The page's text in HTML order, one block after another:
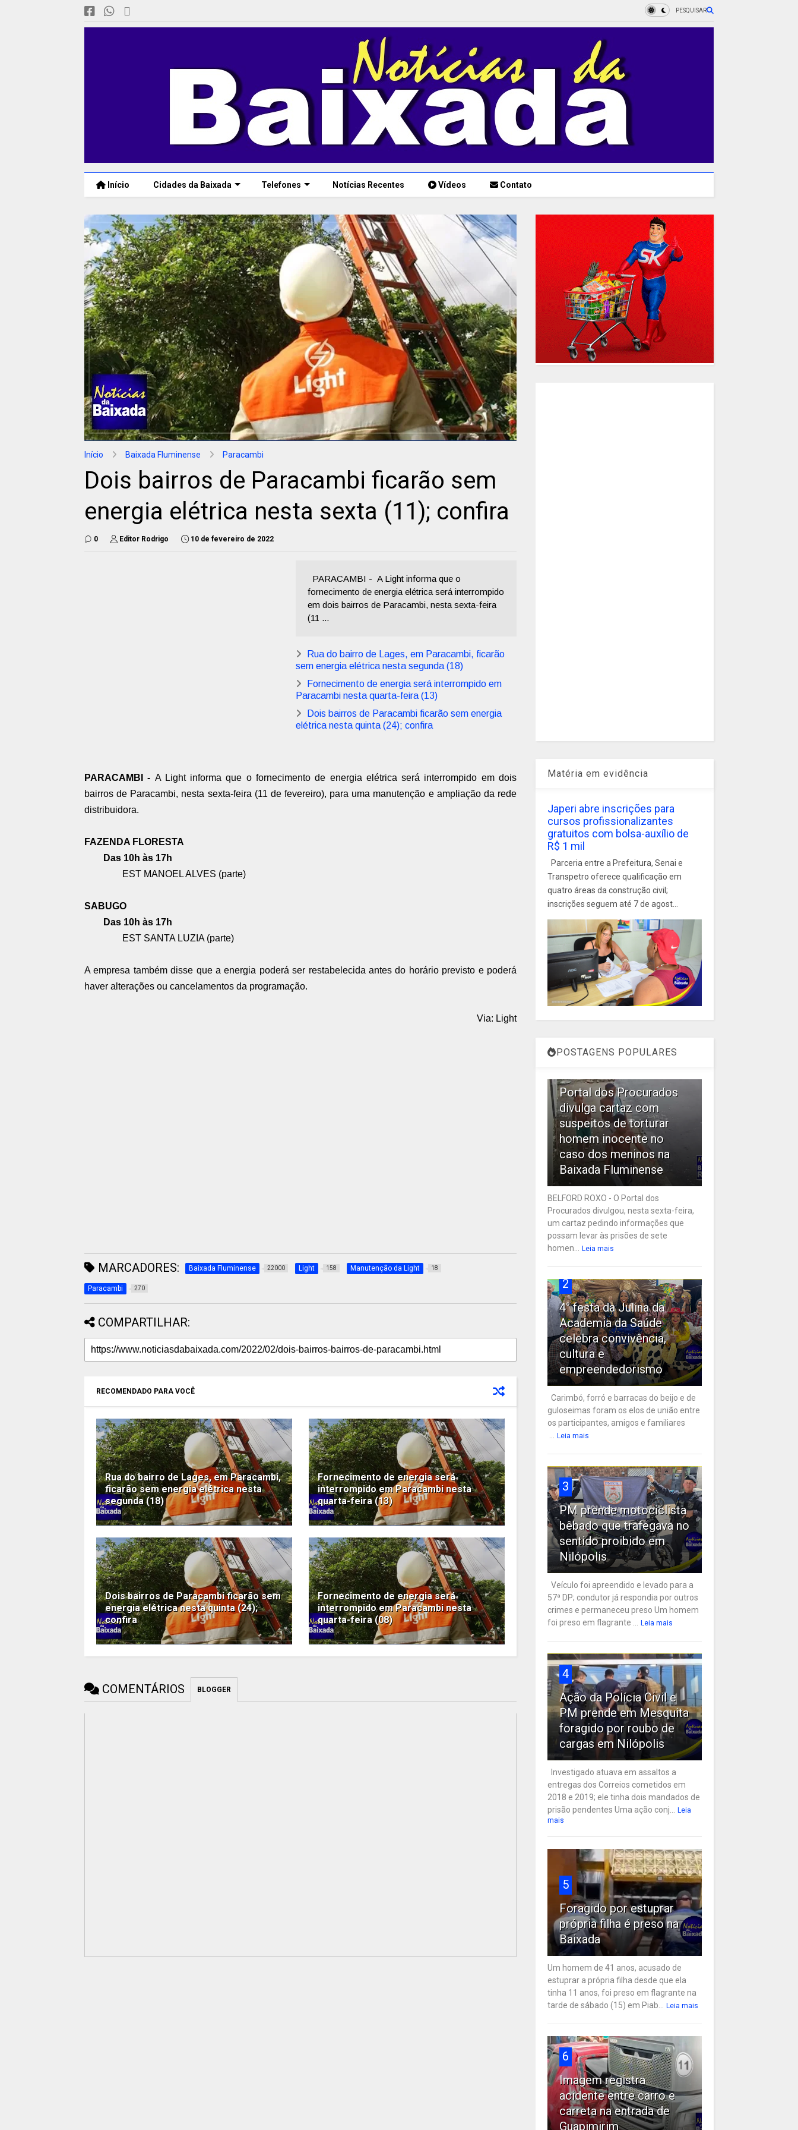
PESQUISAR
Início Cidades da Baixada Telefones Notícias Recentes Vídeos Contato
Início Baixada Fluminense Paracambi
Dois bairros de Paracambi ficarão sem
energia elétrica nesta sexta (11); confira
0 Editor Rodrigo 10 de fevereiro de 2022
PARACAMBI - A Light informa que o
fornecimento de energia elétrica será interrompido
em dois bairros de Paracambi, nesta sexta-feira
(11 ...
Rua do bairro de Lages, em Paracambi, ficarão
sem energia elétrica nesta segunda (18)
Fornecimento de energia será interrompido em
Paracambi nesta quarta-feira (13)
Dois bairros de Paracambi ficarão sem energia
elétrica nesta quinta (24); confira
PARACAMBI - A Light informa que o fornecimento de energia elétrica será interrompido em dois
bairros de Paracambi, nesta sexta-feira (11 de fevereiro), para uma manutenção e ampliação da rede
distribuidora.
FAZENDA FLORESTA
Das 10h às 17h
EST MANOEL ALVES (parte)
SABUGO
Das 10h às 17h
EST SANTA LUZIA (parte)
A empresa também disse que a energia poderá ser restabelecida antes do horário previsto e poderá
haver alterações ou cancelamentos da programação.
Via: Light
MARCADORES: Baixada Fluminense 22000 Light 158 Manutenção da Light 18
Paracambi 270
COMPARTILHAR:
RECOMENDADO PARA VOCÊ
Rua do bairro de Lages, em Paracambi,
ficarão sem energia elétrica nesta
segunda (18)
Fornecimento de energia será
interrompido em Paracambi nesta
quarta-feira (13)
Dois bairros de Paracambi ficarão sem
energia elétrica nesta quinta (24);
confira
Fornecimento de energia será
interrompido em Paracambi nesta
quarta-feira (08)
COMENTÁRIOS BLOGGER
Matéria em evidência
Japeri abre inscrições para
cursos profissionalizantes
gratuitos com bolsa-auxílio de
R$ 1 mil
Parceria entre a Prefeitura, Senai e
Transpetro oferece qualificação em
quatro áreas da construção civil;
inscrições seguem até 7 de agost...
POSTAGENS POPULARES
Portal dos Procurados
divulga cartaz com
suspeitos de torturar
homem inocente no
caso dos meninos na
Baixada Fluminense
BELFORD ROXO - O Portal dos
Procurados divulgou, nesta sexta-feira,
um cartaz pedindo informações que
possam levar às prisões de sete
homen... Leia mais
2
4° festa da Julina da
Academia da Saúde
celebra convivência,
cultura e
empreendedorismo
Carimbó, forró e barracas do beijo e de
guloseimas foram os elos de união entre
os participantes, amigos e familiares
... Leia mais
3
PM prende motociclista
bêbado que trafegava no
sentido proibido em
Nilópolis
Veículo foi apreendido e levado para a
57ª DP; condutor já respondia por outros
crimes e permaneceu preso Um homem
foi preso em flagrante ... Leia mais
4
Ação da Polícia Civil e
PM prende em Mesquita
foragido por roubo de
cargas em Nilópolis
Investigado atuava em assaltos a
entregas dos Correios cometidos em
2018 e 2019; ele tinha dois mandados de
prisão pendentes Uma ação conj... Leia
mais
5
Foragido por estuprar
própria filha é preso na
Baixada
Um homem de 41 anos, acusado de
estuprar a própria filha desde que ela
tinha 11 anos, foi preso em flagrante na
tarde de sábado (15) em Piab... Leia mais
6
Imagem registra
acidente entre carro e
carreta na entrada de
Guapimirim